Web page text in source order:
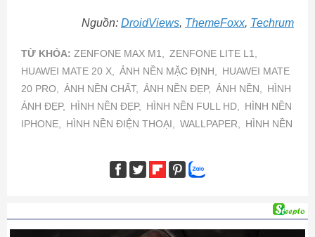
Nguồn: DroidViews, ThemeFoxx​, Techrum
TỪ KHÓA: ZENFONE MAX M1,
ZENFONE LITE L1,
HUAWEI MATE 20 X,
ẢNH NỀN MẶC ĐỊNH,
HUAWEI MATE
20 PRO,
ẢNH NỀN CHẤT, ẢNH NỀN ĐẸP, ẢNH NỀN,
HÌNH
ẢNH ĐẸP,
HÌNH NỀN ĐẸP, HÌNH NỀN FULL HD,
HÌNH NỀN
IPHONE,
HÌNH NỀN ĐIỆN THOẠI, WALLPAPER, HÌNH NỀN